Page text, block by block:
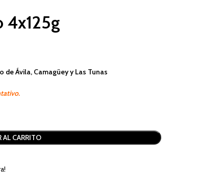
4x125g
Ávila, Camagüey y Las Tunas
AL CARRITO